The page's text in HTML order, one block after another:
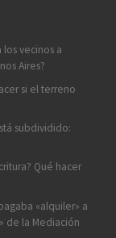
vecinos a
Aires?
si el terreno
subdividido:
Qué hacer
«alquiler» a
de la Mediación